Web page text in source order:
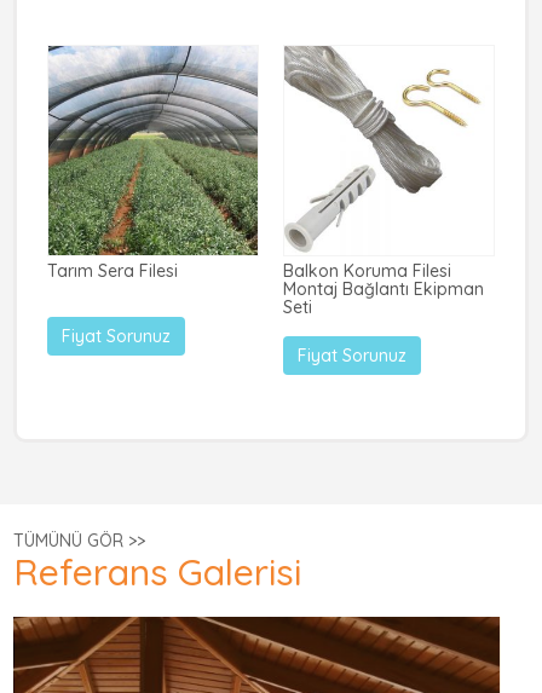
Tarım Sera Filesi
Fiyat Sorunuz
Balkon Koruma Filesi
Montaj Bağlantı Ekipman
Seti
Fiyat Sorunuz
Referans Galerisi
TÜMÜNÜ GÖR >>